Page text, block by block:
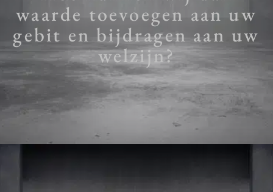
waarde toevoegen aan uw
gebit en bijdragen aan uw
welzijn?